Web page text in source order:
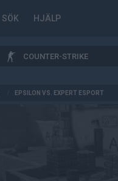
SÖK HJÄLP
COUNTER-STRIKE
EPSILON VS. EXPERT ESPORT